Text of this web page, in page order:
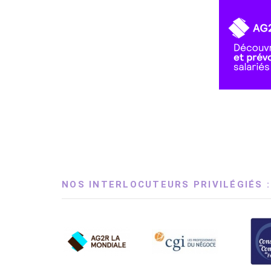
NOS INTERLOCUTEURS PRIVILÉGIÉS :